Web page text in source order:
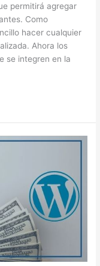
permitirá agregar
Como
hacer cualquier
Ahora los
se integren en la